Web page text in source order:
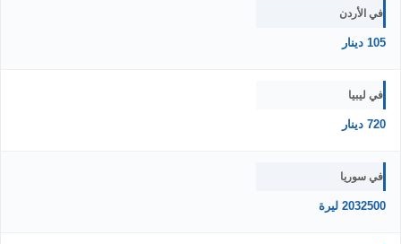
في الأردن
105 دينار
في ليبيا
720 دينار
في سوريا
2032500 ليرة